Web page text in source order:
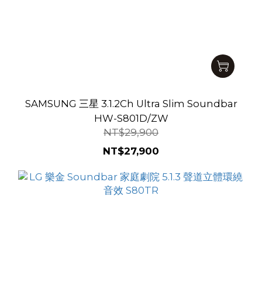
SAMSUNG 三星 3.1.2Ch Ultra Slim Soundbar
HW-S801D/ZW
NT$29,900
NT$27,900